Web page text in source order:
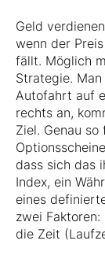
Geld
wenn der
fällt. Möglich
Strategie.
Autofahrt auf
rechts an,
Ziel. Genau
dass sich das
Index, ein
eines
zwei
die Zeit